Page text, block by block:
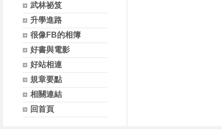
武林祕笈
升學進路
很像FB的相簿
好書與電影
好站相連
規章要點
相關連結
回首頁